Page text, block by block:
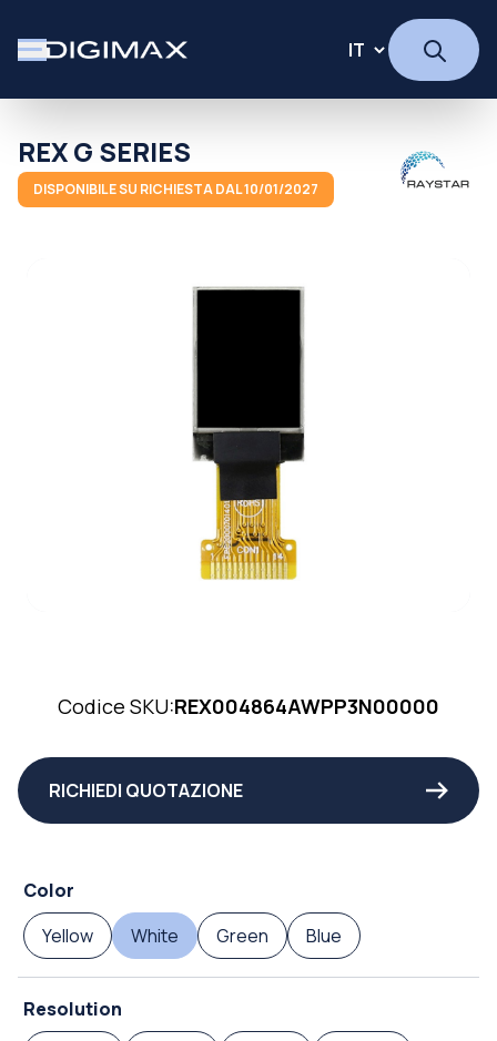
REX G SERIES
DISPONIBILE SU RICHIESTA DAL 10/01/2027
Codice SKU:REX004864AWPP3N00000
RICHIEDI QUOTAZIONE
Color
Yellow
White Green Blue
Resolution